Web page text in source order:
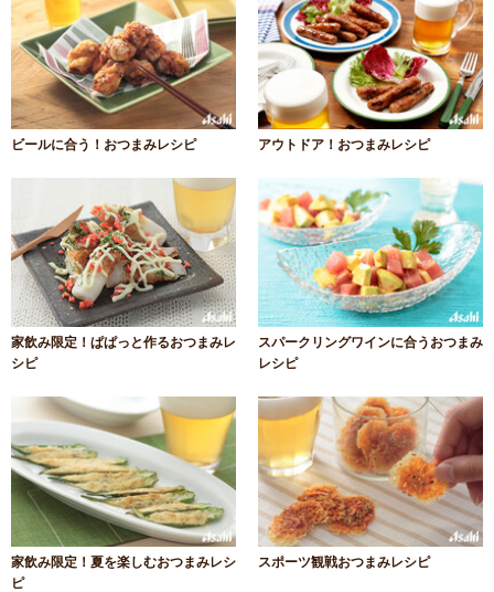
ビールに合う！おつまみレシピ アウトドア！おつまみレシピ
家飲み限定！ぱぱっと作るおつまみレ
シピ
スパークリングワインに合うおつまみ
レシピ
家飲み限定！夏を楽しむおつまみレシ
ピ
スポーツ観戦おつまみレシピ